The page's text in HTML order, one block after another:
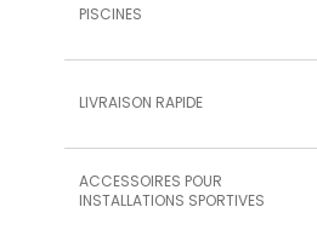
PISCINES
LIVRAISON RAPIDE
ACCESSOIRES POUR
INSTALLATIONS SPORTIVES